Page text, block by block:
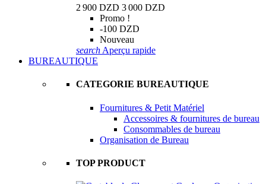
2 900 DZD 3 000 DZD
Promo !
-100 DZD
Nouveau
search Aperçu rapide
BUREAUTIQUE
CATEGORIE BUREAUTIQUE
Fournitures & Petit Matériel
Accessoires & fournitures de bureau
Consommables de bureau
Organisation de Bureau
TOP PRODUCT